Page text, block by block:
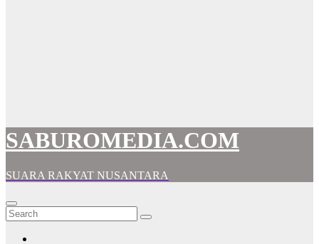
SABUROMEDIA.COM
SUARA RAKYAT NUSANTARA